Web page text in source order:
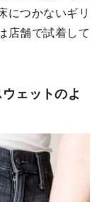
につかないギリ
店舗で試着して
ェットのよ